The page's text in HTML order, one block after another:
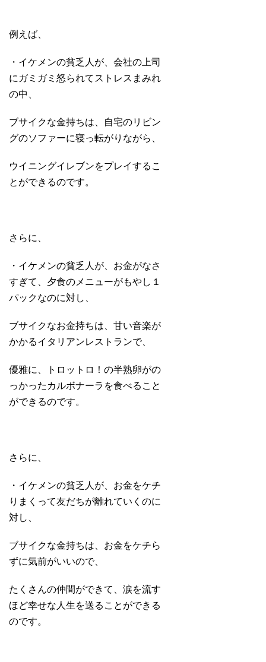
例えば、
・イケメンの貧乏人が、会社の上司
にガミガミ怒られてストレスまみれ
の中、
ブサイクな金持ちは、自宅のリビン
グのソファーに寝っ転がりながら、
ウイニングイレブンをプレイするこ
とができるのです。
さらに、
・イケメンの貧乏人が、お金がなさ
すぎて、夕食のメニューがもやし１
パックなのに対し、
ブサイクなお金持ちは、甘い音楽が
かかるイタリアンレストランで、
優雅に、トロットロ！の半熟卵がの
っかったカルボナーラを食べること
ができるのです。
さらに、
・イケメンの貧乏人が、お金をケチ
りまくって友だちが離れていくのに
対し、
ブサイクな金持ちは、お金をケチら
ずに気前がいいので、
たくさんの仲間ができて、涙を流す
ほど幸せな人生を送ることができる
のです。